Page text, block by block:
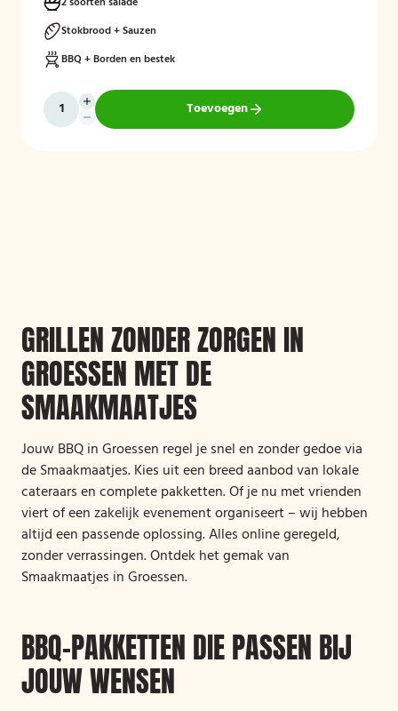
Stokbrood + Sauzen
BBQ + Borden en bestek
Toevoegen
GRILLEN ZONDER ZORGEN IN
GROESSEN MET DE
SMAAKMAATJES
Jouw BBQ in Groessen regel je snel en zonder gedoe via
de Smaakmaatjes. Kies uit een breed aanbod van lokale
cateraars en complete pakketten. Of je nu met vrienden
viert of een zakelijk evenement organiseert – wij hebben
altijd een passende oplossing. Alles online geregeld,
zonder verrassingen. Ontdek het gemak van
Smaakmaatjes in Groessen.
BBQ-PAKKETTEN DIE PASSEN BIJ
JOUW WENSEN